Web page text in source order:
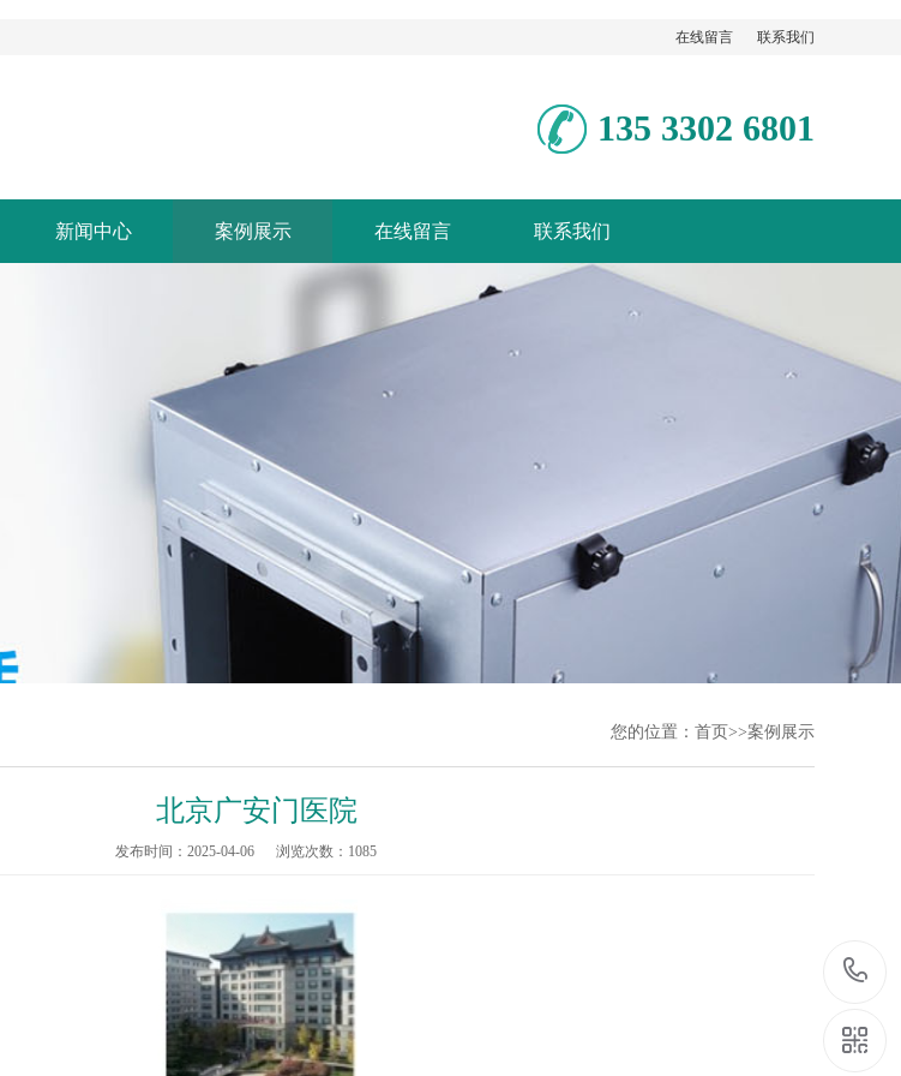
在线留言 联系我们
135 3302 6801
新闻中心 案例展示 在线留言 联系我们
您的位置： 首页 >>案例展示
北京广安门医院
发布时间：2025-04-06 浏览次数： 1085